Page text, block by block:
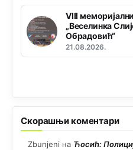
VIII
„Веселинка
Обрадовић“
21.08.2026.
Скорашњи коментари
Zbunjeni на Ћосић: